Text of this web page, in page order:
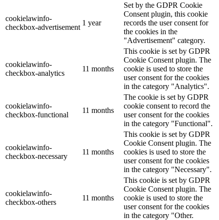
cookielawinfo-
checkbox-advertisement
1 year
Set by the GDPR Cookie
Consent plugin, this cookie
records the user consent for
the cookies in the
"Advertisement" category.
cookielawinfo-
checkbox-analytics
11 months
This cookie is set by GDPR
Cookie Consent plugin. The
cookie is used to store the
user consent for the cookies
in the category "Analytics".
cookielawinfo-
checkbox-functional
11 months
The cookie is set by GDPR
cookie consent to record the
user consent for the cookies
in the category "Functional".
cookielawinfo-
checkbox-necessary
11 months
This cookie is set by GDPR
Cookie Consent plugin. The
cookies is used to store the
user consent for the cookies
in the category "Necessary".
cookielawinfo-
checkbox-others
11 months
This cookie is set by GDPR
Cookie Consent plugin. The
cookie is used to store the
user consent for the cookies
in the category "Other.